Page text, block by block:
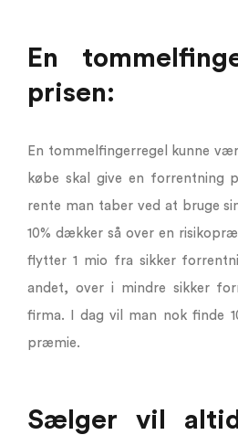
En
prisen:
En tommelfingerregel kunne
købe skal give en forrentning
rente man taber ved at bruge
10% dækker så over en
flytter 1 mio fra sikker
andet, over i mindre sikker
firma. I dag vil man nok finde
præmie.
Sælger vil